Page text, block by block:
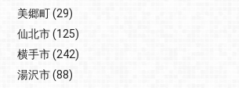
美郷町(29)
仙北市(125)
横手市(242)
湯沢市(88)